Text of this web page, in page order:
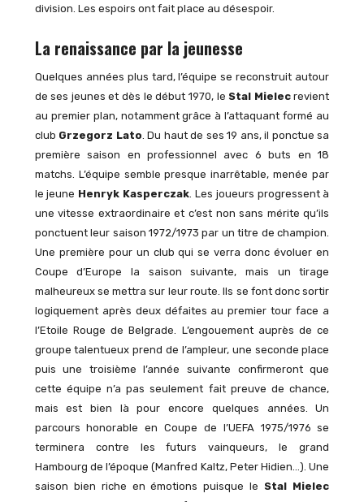
division. Les espoirs ont fait place au désespoir.
La renaissance par la jeunesse
Quelques années plus tard, l’équipe se reconstruit autour
de ses jeunes et dès le début 1970, leStal Mielecrevient
au premier plan, notamment grâce à l’attaquant formé au
club Grzegorz Lato . Du haut de ses 19 ans, il ponctue sa
première saison en professionnel avec 6 buts en 18
matchs. L’équipe semble presque inarrêtable, menée par
le jeune Henryk Kasperczak . Les joueurs progressent à
une vitesse extraordinaire et c’est non sans mérite qu’ils
ponctuent leur saison 1972/1973 par un titre de champion.
Une première pour un club qui se verra donc évoluer en
Coupe d’Europe la saison suivante, mais un tirage
malheureux se mettra sur leur route. Ils se font donc sortir
logiquement après deux défaites au premier tour face a
l’Etoile Rouge de Belgrade. L’engouement auprès de ce
groupe talentueux prend de l’ampleur, une seconde place
puis une troisième l’année suivante confirmeront que
cette équipe n’a pas seulement fait preuve de chance,
mais est bien là pour encore quelques années. Un
parcours honorable en Coupe de l’UEFA 1975/1976 se
terminera contre les futurs vainqueurs, le grand
Hambourg de l’époque (Manfred Kaltz, Peter Hidien…). Une
saison bien riche en émotions puisque leStal Mielec